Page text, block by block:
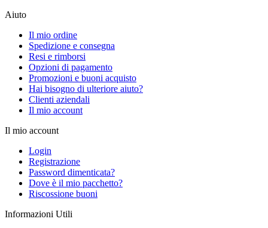
Aiuto
Il mio ordine
Spedizione e consegna
Resi e rimborsi
Opzioni di pagamento
Promozioni e buoni acquisto
Hai bisogno di ulteriore aiuto?
Clienti aziendali
Il mio account
Il mio account
Login
Registrazione
Password dimenticata?
Dove è il mio pacchetto?
Riscossione buoni
Informazioni Utili